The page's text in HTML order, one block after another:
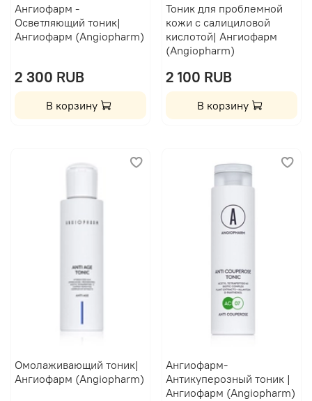
Ангиофарм -
Осветляющий тоник|
Ангиофарм (Angiopharm)
2 300 RUB
В корзину
Тоник для проблемной
кожи с салициловой
кислотой| Ангиофарм
(Angiopharm)
2 100 RUB
В корзину
Омолаживающий тоник|
Ангиофарм (Angiopharm)
Ангиофарм-
Антикуперозный тоник |
Ангиофарм (Angiopharm)